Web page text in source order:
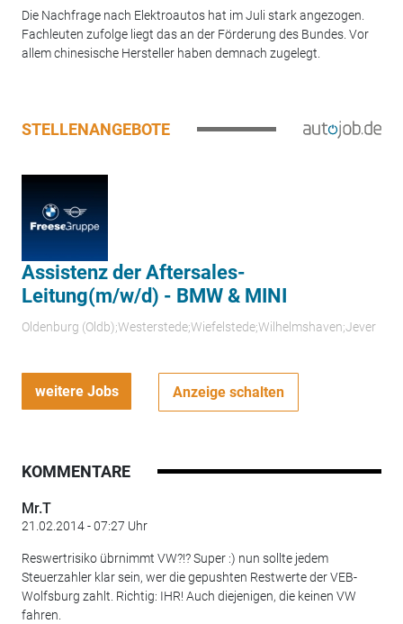
Die Nachfrage nach Elektroautos hat im Juli stark angezogen.
Fachleuten zufolge liegt das an der Förderung des Bundes. Vor
allem chinesische Hersteller haben demnach zugelegt.
STELLENANGEBOTE
Assistenz der Aftersales-
Leitung(m/w/d) - BMW & MINI
Oldenburg (Oldb);Westerstede;Wiefelstede;Wilhelmshaven;Jever
weitere Jobs Anzeige schalten
KOMMENTARE
Mr.T
21.02.2014 - 07:27 Uhr
Reswertrisiko übrnimmt VW?!? Super :) nun sollte jedem
Steuerzahler klar sein, wer die gepushten Restwerte der VEB-
Wolfsburg zahlt. Richtig: IHR! Auch diejenigen, die keinen VW
fahren.